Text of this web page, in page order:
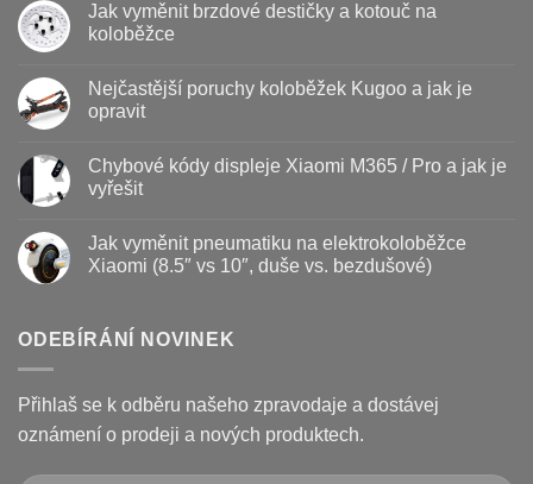
textu
s
koloběžky
kdy
jak
prodloužit
životnost
Jak vyměnit brzdové destičky a kotouč na
koloběžce
u
s
vyměnit
brzdové
destičky
na
koloběžce
Nejčastější poruchy koloběžek Kugoo a jak je
opravit
u
textu
s
poruchy
koloběžek
Kugoo
opravit
Chybové kódy displeje Xiaomi M365 / Pro a jak je
vyřešit
textu
s
displeje
a
jak
je
Jak vyměnit pneumatiku na elektrokoloběžce
Xiaomi (8.5″ vs 10″, duše vs. bezdušové)
textu
vyměnit
pneumatiku
na
elektrokoloběžce
(8.5″
ODEBÍRÁNÍ NOVINEK
Přihlaš se k odběru našeho zpravodaje a dostávej
oznámení o prodeji a nových produktech.